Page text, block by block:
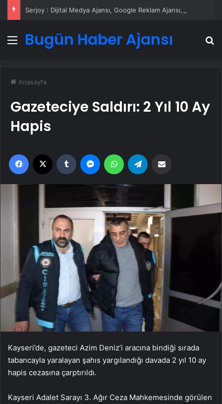
Menü
Bugün Haber Ajansı
Anasayfa
Gazeteciye Saldırı: 2 Yıl 10 Ay
Hapis
Facebook Tumblr MessengerWhatsApp
Kayseri’de, gazeteci Azim Deniz’i aracına bindiği sırada
tabancayla yaralayan şahıs yargılandığı davada 2 yıl 10 ay
hapis cezasına çarptırıldı.
Kayseri Adalet Sarayı 3. Ağır Ceza Mahkemesinde görülen